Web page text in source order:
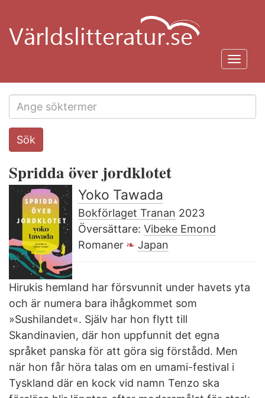
huvudinnehåll
Search
this
Sök
Spridda över jordklotet
Yoko Tawada
Bokförlaget Tranan 2023
Översättare: Vibeke Emond
Romaner
Japan
Hirukis hemland har försvunnit under havets yta
och är numera bara ihågkommet som
»Sushilandet«. Själv har hon flytt till
Skandinavien, där hon uppfunnit det egna
språket panska för att göra sig förstådd. Men
när hon får höra talas om en umami-festival i
Tyskland där en kock vid namn Tenzo ska